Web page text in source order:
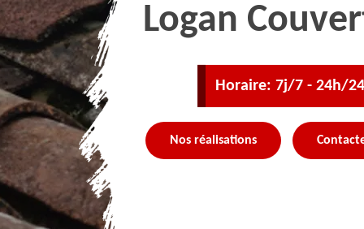
Logan
Horaire: 7j/7 - 24h/24
Nos réalisations